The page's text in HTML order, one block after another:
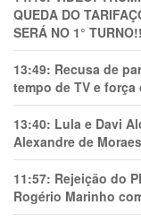
QUEDA DO
SERÁ NO 1° TURNO!!
13:49: Recusa de
tempo de TV e
13:40: Lula e Davi
Alexandre de
11:57: Rejeição do
Rogério Marinho